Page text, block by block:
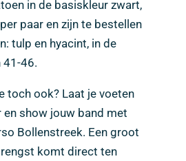
in de basiskleur zwart,
paar en zijn te bestellen
tulp en hyacint, in de
41-46.
toch ook? Laat je voeten
en show jouw band met
Bollenstreek. Een groot
komt direct ten